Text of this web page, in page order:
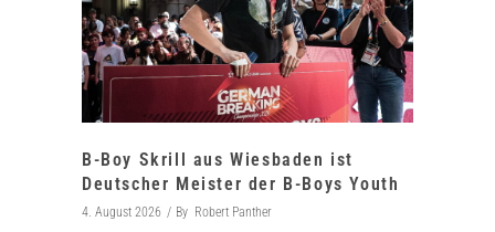
B-Boy Skrill aus Wiesbaden ist
Deutscher Meister der B-Boys Youth
4. August 2026 By Robert Panther